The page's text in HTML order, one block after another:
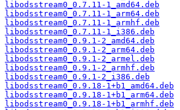
libodsstream0_0.7.11-1_amd64.deb
libodsstream0_0.7.11-1_arm64.deb
libodsstream0_0.7.11-1_armhf.deb
libodsstream0_0.7.11-1_i386.deb
libodsstream0_0.9.1-2_amd64.deb
libodsstream0_0.9.1-2_arm64.deb
libodsstream0_0.9.1-2_armel.deb
libodsstream0_0.9.1-2_armhf.deb
libodsstream0_0.9.1-2_i386.deb
libodsstream0_0.9.18-1+b1_amd64.deb
libodsstream0_0.9.18-1+b1_arm64.deb
libodsstream0_0.9.18-1+b1_armhf.deb